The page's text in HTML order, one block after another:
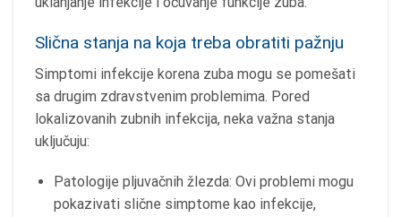
Slična stanja na koja treba obratiti pažnju
Simptomi infekcije korena zuba mogu se pomešati
sa drugim zdravstvenim problemima. Pored
lokalizovanih zubnih infekcija, neka važna stanja
uključuju:
Patologije pljuvačnih žlezda: Ovi problemi mogu
pokazivati slične simptome kao infekcije,